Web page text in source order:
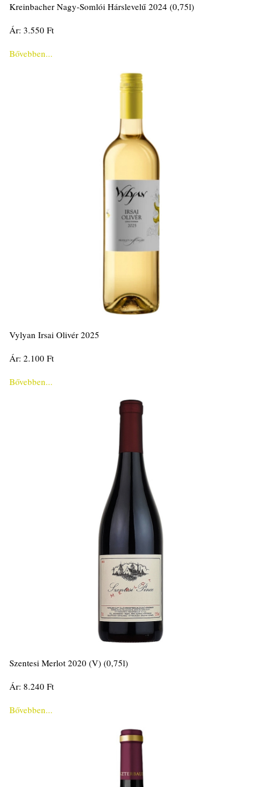
Kreinbacher Nagy-Somlói Hárslevelű 2024 (0,75l)
Ár: 3.550 Ft
Bővebben...
Vylyan Irsai Olivér 2025
Ár: 2.100 Ft
Bővebben...
Szentesi Merlot 2020 (V) (0,75l)
Ár: 8.240 Ft
Bővebben...